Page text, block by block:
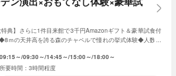
典】さらに1件目来館で3千円Amazonギフト＆豪華試食付
ｍの天井高を誇る森のチャペルで憧れの挙式体験◆人数や
09:15～ 09:30～ 14:45～ 15:00～ 18:00～
3時間程度